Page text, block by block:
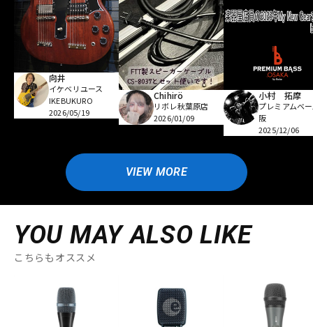
向井
イケベリユース
IKEBUKURO
2026/05/19
Chihirö
リボレ秋葉原店
2026/01/09
小村 拓摩
プレミアムベ
阪
2025/12/06
VIEW MORE
YOU MAY ALSO LIKE
こちらもオススメ